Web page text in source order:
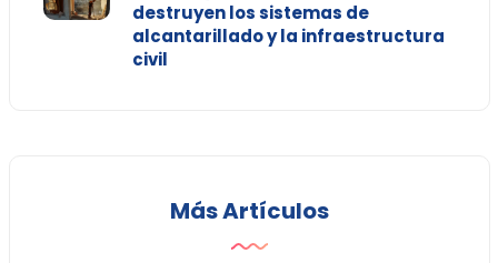
destruyen los sistemas de
alcantarillado y la infraestructura
civil
Más Artículos